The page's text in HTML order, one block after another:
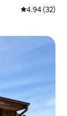
Calificación
4.94 (32)